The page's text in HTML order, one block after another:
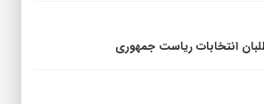
انتخابات ریاست جمهوری